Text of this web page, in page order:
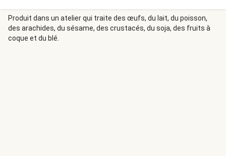
Produit dans un atelier qui traite des œufs, du lait, du poisson,
des arachides, du sésame, des crustacés, du soja, des fruits à
coque et du blé.